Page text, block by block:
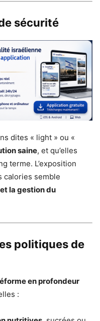
sécurité
dites « light » ou «
saine, et qu’elles
terme. L’exposition
calories semble
la gestion du
politiques de
en profondeur
: